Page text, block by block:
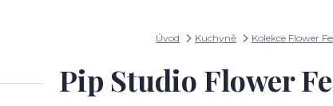
Úvod Kuchyně Kolekce Flower
Pip Studio Flower